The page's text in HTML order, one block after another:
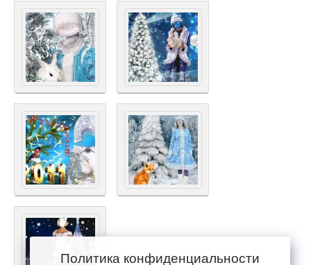
Политика конфиденциальности